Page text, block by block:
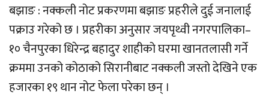
बझाङ : नक्कली नोट प्रकरणमा बझाङ प्रहरीले दुई जनालाई
पक्राउ गरेको छ । प्रहरीका अनुसार जयपृथ्वी नगरपालिका–
१० चैनपुरका धिरेन्द्र बहादुर शाहीको घरमा खानतलासी गर्ने
क्रममा उनको कोठाको सिरानीबाट नक्कली जस्तो देखिने एक
हजारका १९ थान नोट फेला परेका छन् ।